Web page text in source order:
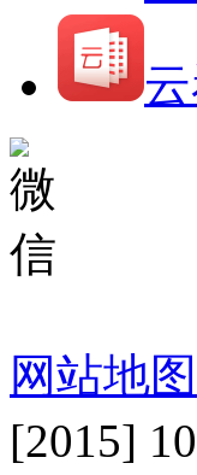
网站地图
[2015]